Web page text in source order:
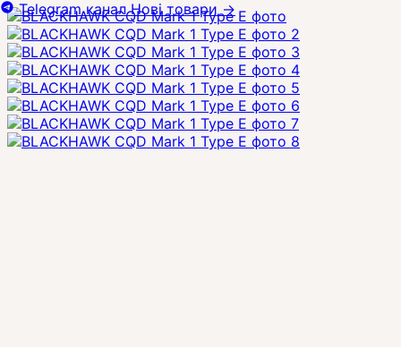
Telegram канал Нові товари→